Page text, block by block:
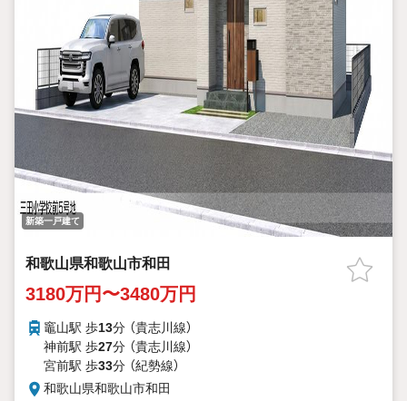
新築一戸建て
和歌山県和歌山市和田
3180万円〜3480万円
竈山駅 歩13分 （貴志川線）
神前駅 歩27分 （貴志川線）
宮前駅 歩33分 （紀勢線）
和歌山県和歌山市和田